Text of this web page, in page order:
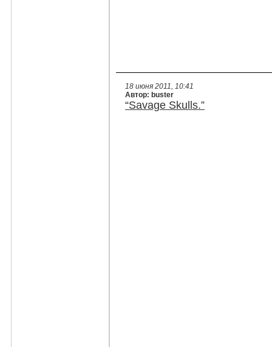
18 июня 2011, 10:41
Автор: buster
“Savage Skulls.”